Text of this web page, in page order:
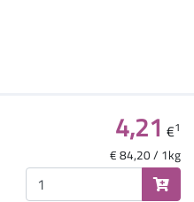
4,21 €1
€ 84,20 / 1kg